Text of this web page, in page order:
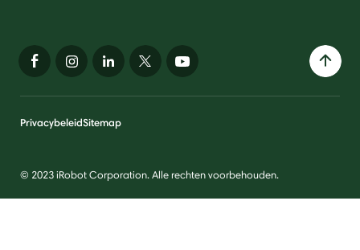
PrivacybeleidSitemap
© 2023 iRobot Corporation. Alle rechten voorbehouden.